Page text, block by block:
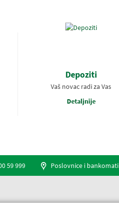
Depoziti
Vaš novac radi za Vas
Detaljnije
59 999 Poslovnice i bankomati